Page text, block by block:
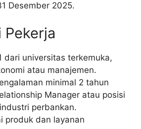
Desember 2025.
Pekerja
dari universitas terkemuka,
atau manajemen.
minimal 2 tahun
Manager atau posisi
perbankan.
produk dan layanan